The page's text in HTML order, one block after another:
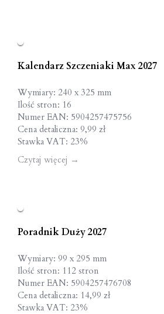
Kalendarz Szczeniaki Max 2027
Wymiary: 240 x 325 mm
Ilość stron: 16
Numer EAN: 5904257475756
Cena detaliczna: 9,99 zł
Stawka VAT: 23%
Czytaj więcej →
Poradnik Duży 2027
Wymiary: 99 x 295 mm
Ilość stron: 112 stron
Numer EAN: 5904257476708
Cena detaliczna: 14,99 zł
Stawka VAT: 23%